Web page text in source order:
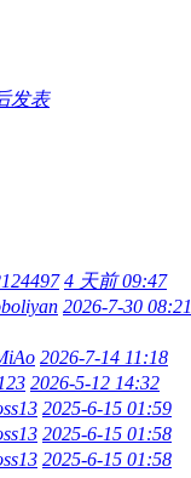
发表
4 天前 09:47
2026-7-30 08:21
2026-7-14 11:18
2026-5-12 14:32
2025-6-15 01:59
2025-6-15 01:58
2025-6-15 01:58